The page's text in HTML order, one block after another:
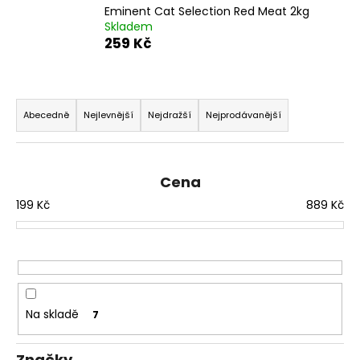
Eminent Cat Selection Red Meat 2kg
Skladem
259 Kč
Ř
a
z
í
p
o
d
u
k
t
Abecedně Nejlevnější Nejdražší Nejprodávanější
Cena
199 Kč 889 Kč
Na skladě 7
?
HLEDAT
D
o
p
o
u